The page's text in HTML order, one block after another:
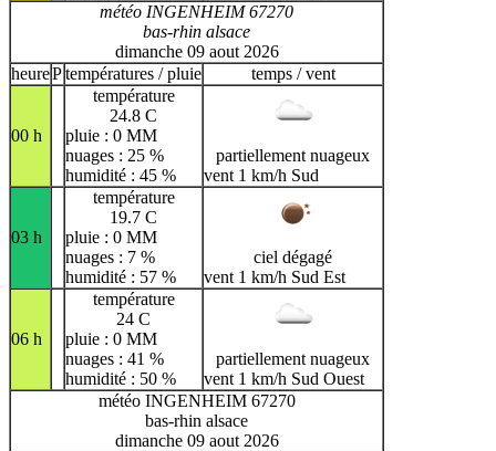
météo INGENHEIM 67270
bas-rhin alsace
dimanche 09 aout 2026
heurePtempératures / pluie temps / vent
00 h
température
24.8 C
pluie : 0 MM
nuages : 25 %
humidité : 45 %
partiellement nuageux
vent 1 km/h Sud
03 h
température
19.7 C
pluie : 0 MM
nuages : 7 %
humidité : 57 %
ciel dégagé
vent 1 km/h Sud Est
06 h
température
24 C
pluie : 0 MM
nuages : 41 %
humidité : 50 %
partiellement nuageux
vent 1 km/h Sud Ouest
météo INGENHEIM 67270
bas-rhin alsace
dimanche 09 aout 2026